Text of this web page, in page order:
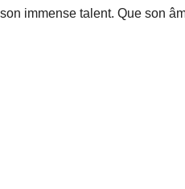
immense talent. Que son